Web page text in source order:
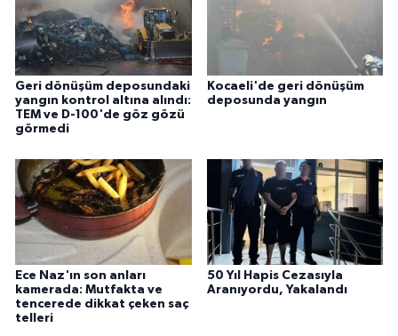
Geri dönüşüm deposundaki
yangın kontrol altına alındı:
TEM ve D-100'de göz gözü
görmedi
Kocaeli'de geri dönüşüm
deposunda yangın
Ece Naz'ın son anları
kamerada: Mutfakta ve
tencerede dikkat çeken saç
telleri
50 Yıl Hapis Cezasıyla
Aranıyordu, Yakalandı